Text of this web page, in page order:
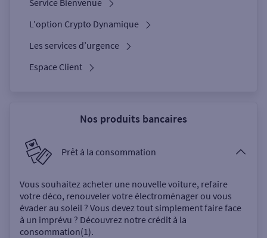
Service Bienvenue
L'option Crypto Dynamique
Les services d’urgence
Espace Client
Nos produits bancaires
Prêt à la consommation
Vous souhaitez acheter une nouvelle voiture, refaire
votre déco, renouveler votre électroménager ou vous
évader au soleil ? Vous devez tout simplement faire face
à un imprévu ? Découvrez notre crédit à la
consommation(1).